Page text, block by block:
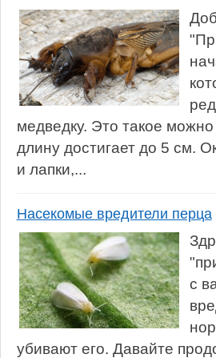
медведку. Это такое
длину достигает до 5 см.
и лапки,...
Насекомые вредители перца
с
убивают его. Давайте